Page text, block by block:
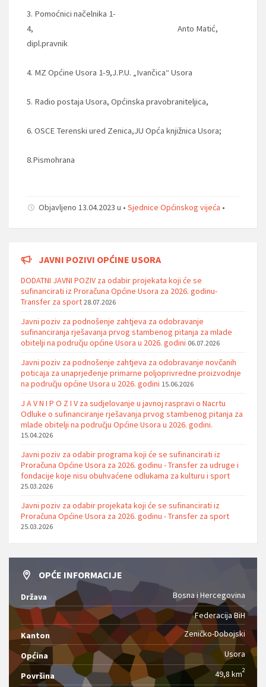
3. Pomoćnici načelnika 1-
4, Anto Matić,
dipl.pravnik
4. MZ Općine Usora 1-9,J.P.U. „Ivančica“ Usora
5. Radio postaja Usora, Općinska pravobraniteljica,
6. OSCE Terenski ured Zenica,JU Opća knjižnica Usora;
8.Pismohrana
Objavljeno 13.04.2023 u • Sjednice Općinskog vijeća •
JAVNI POZIVI OPĆINE USORA
DODATNI JAVNI POZIV za odabir projekata koji će se
sufinancirati iz Proračuna Općine Usora za 2026. godinu-
Transfer za sport 28.07.2026
Javni poziv za podnošenje zahtjeva za odobravanje
sufinanciranja rješavanja prvog stambenog pitanja za mlade
obitelji na području općine Usora u 2026. godini 06.07.2026
Javni poziv za podnošenje zahtjeva za odobravanje novčanih
poticaja za unaprjeđenje primarne poljoprivredne proizvodnje
na području općine Usora u 2026. godini 15.06.2026
J A V N I P O Z I V za sudjelovanje u javnoj raspravi o Nacrtu
Odluke o sufinanciranje rješavanja prvog stambenog pitanja za
mlade obitelji na području Općine Usora u 2026. godini.
15.04.2026
Javni poziv za odabir programa koji će se sufinancirati iz
Proračuna Općine Usora za 2026. godinu - Transfer za udruge i
fondacije koje nisu obuhvaćene odlukama za kulturu i sport
25.03.2026
Javni poziv za odabir projekata koji će se sufinancirati iz
Proračuna Općine Usora za 2026. godinu - Transfer za sport
25.03.2026
OPĆE INFORMACIJE
Država
Bosna i Hercegovina
Federacija BiH
Kanton
Zeničko-Dobojski
Općina Usora
Površina 49,8 km2